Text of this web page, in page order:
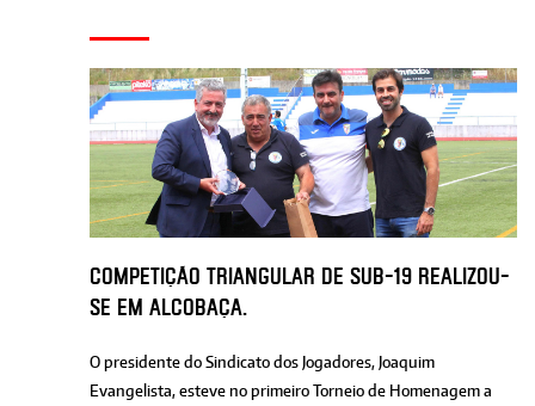
Competição triangular de sub-19 realizou-
se em Alcobaça.
O presidente do Sindicato dos Jogadores, Joaquim
Evangelista, esteve no primeiro Torneio de Homenagem a